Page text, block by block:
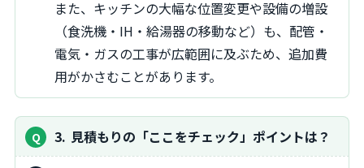
また、キッチンの大幅な位置変更や設備の増設
（食洗機・IH・給湯器の移動など）も、配管・
電気・ガスの工事が広範囲に及ぶため、追加費
用がかさむことがあります。
3 見積もりの「ここをチェック」ポイントは？